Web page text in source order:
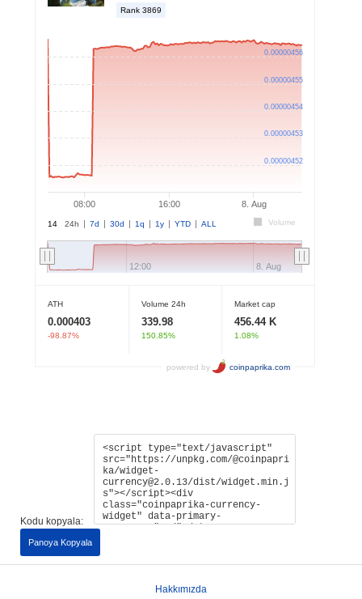
Kodu kopyala:
Panoya Kopyala
Hakkımızda